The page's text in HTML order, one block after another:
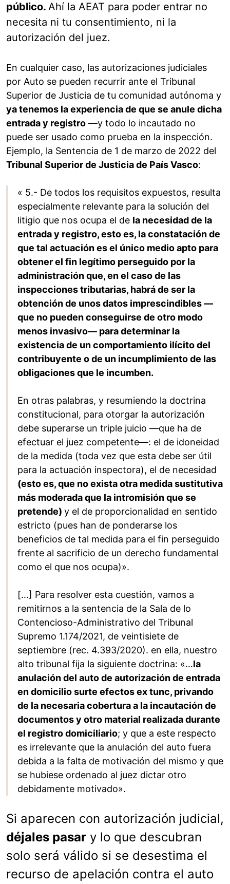
público. Ahí la AEAT para poder entrar no
necesita ni tu consentimiento, ni la
autorización del juez.
En cualquier caso, las autorizaciones judiciales
por Auto se pueden recurrir ante el Tribunal
Superior de Justicia de tu comunidad autónoma y
ya tenemos la experiencia de que se anule dicha
entrada y registro —y todo lo incautado no
puede ser usado como prueba en la inspección.
Ejemplo, la Sentencia de 1 de marzo de 2022 del
Tribunal Superior de Justicia de País Vasco:
« 5.- De todos los requisitos expuestos, resulta
especialmente relevante para la solución del
litigio que nos ocupa el de la necesidad de la
entrada y registro, esto es, la constatación de
que tal actuación es el único medio apto para
obtener el fin legítimo perseguido por la
administración que, en el caso de las
inspecciones tributarias, habrá de ser la
obtención de unos datos imprescindibles —
que no pueden conseguirse de otro modo
menos invasivo— para determinar la
existencia de un comportamiento ilícito del
contribuyente o de un incumplimiento de las
obligaciones que le incumben.
En otras palabras, y resumiendo la doctrina
constitucional, para otorgar la autorización
debe superarse un triple juicio —que ha de
efectuar el juez competente—: el de idoneidad
de la medida (toda vez que esta debe ser útil
para la actuación inspectora), el de necesidad
(esto es, que no exista otra medida sustitutiva
más moderada que la intromisión que se
pretende) y el de proporcionalidad en sentido
estricto (pues han de ponderarse los
beneficios de tal medida para el fin perseguido
frente al sacrificio de un derecho fundamental
como el que nos ocupa)».
[…] Para resolver esta cuestión, vamos a
remitirnos a la sentencia de la Sala de lo
Contencioso-Administrativo del Tribunal
Supremo 1.174/2021, de veintisiete de
septiembre (rec. 4.393/2020). en ella, nuestro
alto tribunal fija la siguiente doctrina: «…la
anulación del auto de autorización de entrada
en domicilio surte efectos ex tunc, privando
de la necesaria cobertura a la incautación de
documentos y otro material realizada durante
el registro domiciliario; y que a este respecto
es irrelevante que la anulación del auto fuera
debida a la falta de motivación del mismo y que
se hubiese ordenado al juez dictar otro
debidamente motivado».
Si aparecen con autorización judicial,
déjales pasar y lo que descubran
solo será válido si se desestima el
recurso de apelación contra el auto